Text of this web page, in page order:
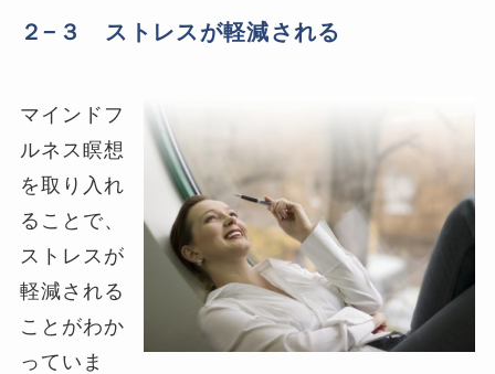
２−３ ストレスが軽減される
マインドフ
ルネス瞑想
を取り入れ
ることで、
ストレスが
軽減される
ことがわか
っていま